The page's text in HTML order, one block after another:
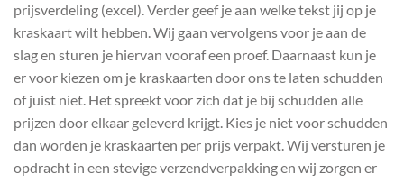
prijsverdeling (excel). Verder geef je aan welke tekst jij op je
kraskaart wilt hebben. Wij gaan vervolgens voor je aan de
slag en sturen je hiervan vooraf een proef. Daarnaast kun je
er voor kiezen om je kraskaarten door ons te laten schudden
of juist niet. Het spreekt voor zich dat je bij schudden alle
prijzen door elkaar geleverd krijgt. Kies je niet voor schudden
dan worden je kraskaarten per prijs verpakt. Wij versturen je
opdracht in een stevige verzendverpakking en wij zorgen er